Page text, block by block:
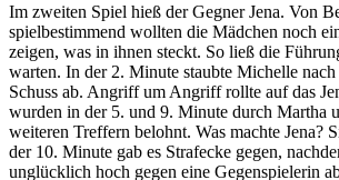
Im zweiten Spiel hieß der Gegner Jena. Von
spielbestimmend wollten die Mädchen noch
zeigen, was in ihnen steckt. So ließ die
warten. In der 2. Minute staubte Michelle nach
Schuss ab. Angriff um Angriff rollte auf das
wurden in der 5. und 9. Minute durch Martha
weiteren Treffern belohnt. Was machte Jena?
der 10. Minute gab es Strafecke gegen,
unglücklich hoch gegen eine Gegenspielerin